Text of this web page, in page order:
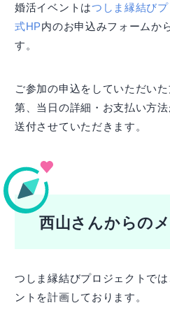
婚活イベントはつしま縁結び
式HP内のお申込みフォームか
す。
ご参加の申込をしていただい
第、当日の詳細・お支払い方
送付させていただきます。
西山さんからの
つしま縁結びプロジェクトで
ントを計画しております。